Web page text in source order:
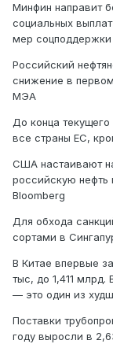
Минфин направит
социальных
мер соцподдержки
Российский
снижение в
МЭА
До конца текущего
все страны ЕС,
США настаивают
российскую
Bloomberg
Для обхода
сортами в
В Китае впервые
тыс, до 1,411
— это один из
Поставки
году выросли в